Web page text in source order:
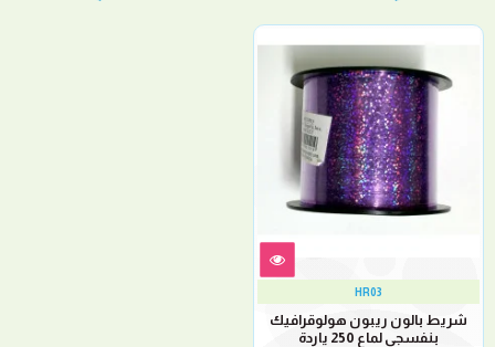
HR03
شريط بالون ريبون هولوقرافيك
بنفسجي لماع 250 ياردة